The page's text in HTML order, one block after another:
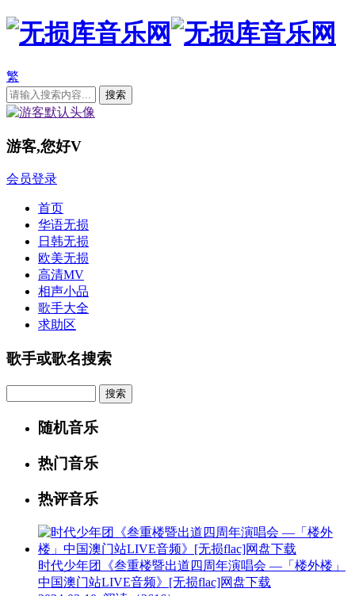
繁
游客,您好V
会员登录
首页
华语无损
日韩无损
欧美无损
高清MV
相声小品
歌手大全
求助区
歌手或歌名搜索
随机音乐
热门音乐
热评音乐
时代少年团《叁重楼暨出道四周年演唱会 —「楼外楼」
中国澳门站LIVE音频》[无损flac]网盘下载